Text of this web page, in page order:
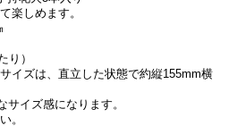
楽しめます。
り）
イズは、直立した状態で約縦155mm横
イズ感になります。
。